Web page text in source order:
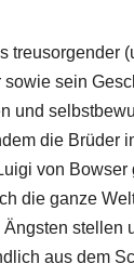
treusorgender
sowie sein
und
die Brüder
von Bowser
die ganze
stellen
aus dem